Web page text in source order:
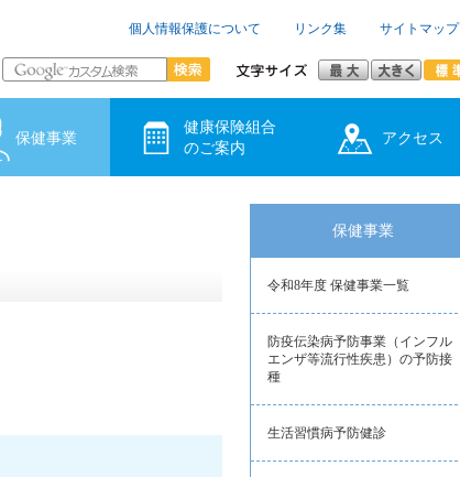
個人情報保護について リンク集 サイトマップ
保健事業
健康保険組合
のご案内
アクセス
保健事業
令和8年度 保健事業一覧
防疫伝染病予防事業（インフル
エンザ等流行性疾患）の予防接
種
生活習慣病予防健診